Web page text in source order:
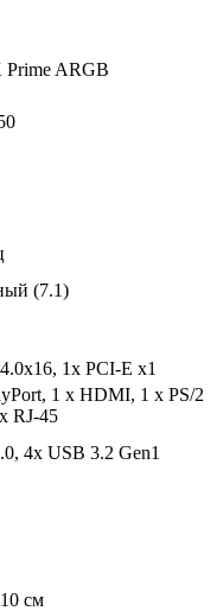
ARGB
(7.1)
1x PCI-E x1
1 х HDMI, 1 х PS/2
RJ-45
4x USB 3.2 Gen1
см